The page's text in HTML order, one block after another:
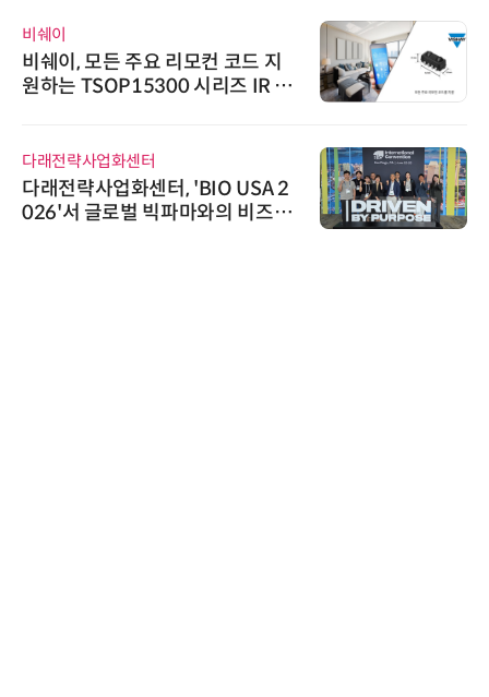
비쉐이
비쉐이, 모든 주요 리모컨 코드 지
원하는 TSOP15300 시리즈 IR 수
다래전략사업화센터
다래전략사업화센터, 'BIO USA 2
026'서 글로벌 빅파마와의 비즈니